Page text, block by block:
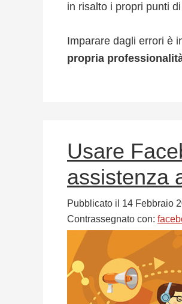
in risalto i propri punti
Imparare dagli errori è
propria
Usare
assistenza
Pubblicato il 14 Febbraio
Contrassegnato con: